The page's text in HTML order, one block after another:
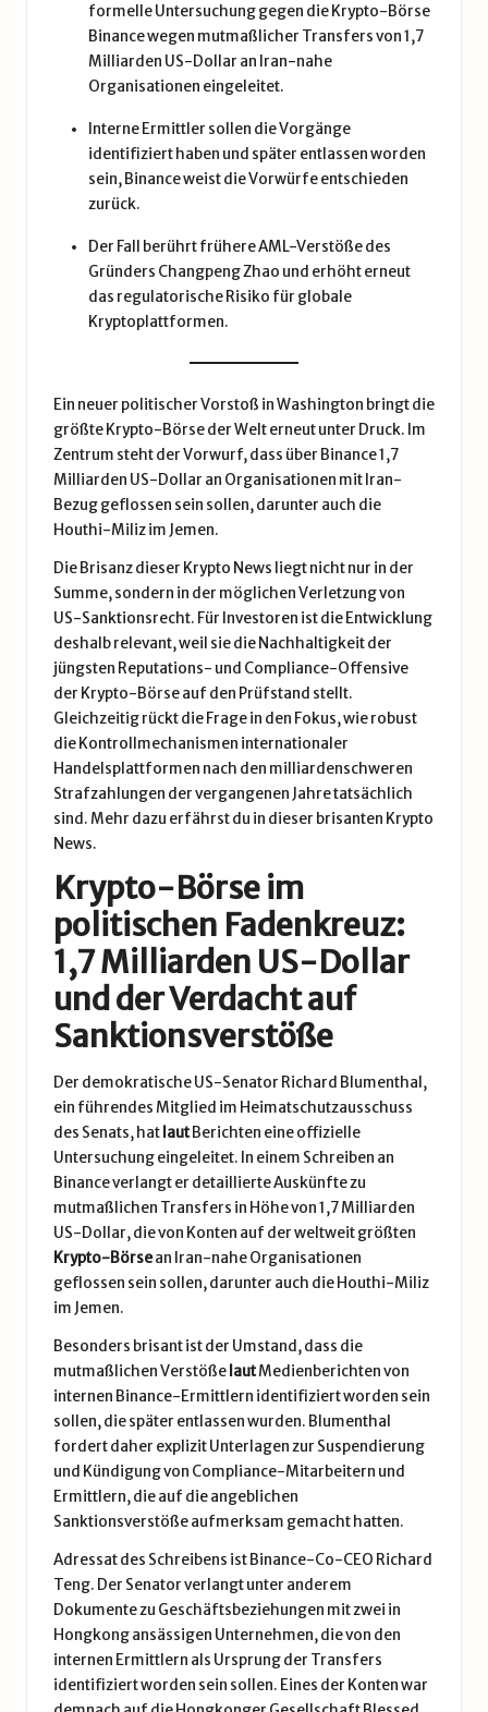
formelle Untersuchung gegen die Krypto-Börse
Binance wegen mutmaßlicher Transfers von 1,7
Milliarden US-Dollar an Iran-nahe
Organisationen eingeleitet.
Interne Ermittler sollen die Vorgänge
identifiziert haben und später entlassen worden
sein, Binance weist die Vorwürfe entschieden
zurück.
Der Fall berührt frühere AML-Verstöße des
Gründers Changpeng Zhao und erhöht erneut
das regulatorische Risiko für globale
Kryptoplattformen.
Ein neuer politischer Vorstoß in Washington bringt die
größte Krypto-Börse der Welt erneut unter Druck. Im
Zentrum steht der Vorwurf, dass über Binance 1,7
Milliarden US-Dollar an Organisationen mit Iran-
Bezug geflossen sein sollen, darunter auch die
Houthi-Miliz im Jemen.
Die Brisanz dieser Krypto News liegt nicht nur in der
Summe, sondern in der möglichen Verletzung von
US-Sanktionsrecht. Für Investoren ist die Entwicklung
deshalb relevant, weil sie die Nachhaltigkeit der
jüngsten Reputations- und Compliance-Offensive
der Krypto-Börse auf den Prüfstand stellt.
Gleichzeitig rückt die Frage in den Fokus, wie robust
die Kontrollmechanismen internationaler
Handelsplattformen nach den milliardenschweren
Strafzahlungen der vergangenen Jahre tatsächlich
sind. Mehr dazu erfährst du in dieser brisanten Krypto
News.
Krypto-Börse im
politischen Fadenkreuz:
1,7 Milliarden US-Dollar
und der Verdacht auf
Sanktionsverstöße
Der demokratische US-Senator Richard Blumenthal,
ein führendes Mitglied im Heimatschutzausschuss
des Senats, hat lautBerichten eine offizielle
Untersuchung eingeleitet. In einem Schreiben an
Binance verlangt er detaillierte Auskünfte zu
mutmaßlichen Transfers in Höhe von 1,7 Milliarden
US-Dollar, die von Konten auf der weltweit größten
Krypto-Börsean Iran-nahe Organisationen
geflossen sein sollen, darunter auch die Houthi-Miliz
im Jemen.
Besonders brisant ist der Umstand, dass die
mutmaßlichen Verstöße lautMedienberichten von
internen Binance-Ermittlern identifiziert worden sein
sollen, die später entlassen wurden. Blumenthal
fordert daher explizit Unterlagen zur Suspendierung
und Kündigung von Compliance-Mitarbeitern und
Ermittlern, die auf die angeblichen
Sanktionsverstöße aufmerksam gemacht hatten.
Adressat des Schreibens ist Binance-Co-CEO Richard
Teng. Der Senator verlangt unter anderem
Dokumente zu Geschäftsbeziehungen mit zwei in
Hongkong ansässigen Unternehmen, die von den
internen Ermittlern als Ursprung der Transfers
identifiziert worden sein sollen. Eines der Konten war